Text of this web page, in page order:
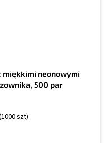
miękkimi neonowymi
500 par
(1000 szt)